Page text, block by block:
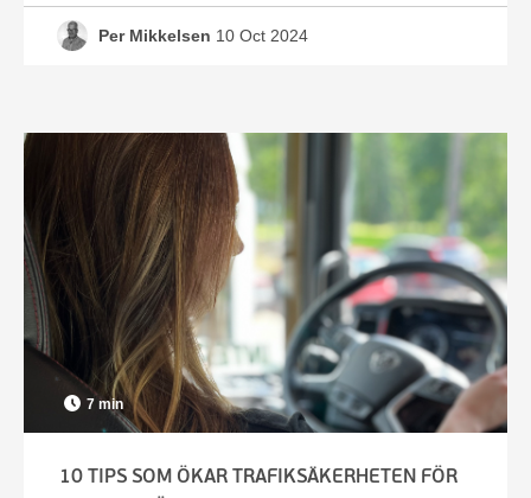
Per Mikkelsen 10 Oct 2024
7 min
10 TIPS SOM ÖKAR TRAFIKSÄKERHETEN FÖR